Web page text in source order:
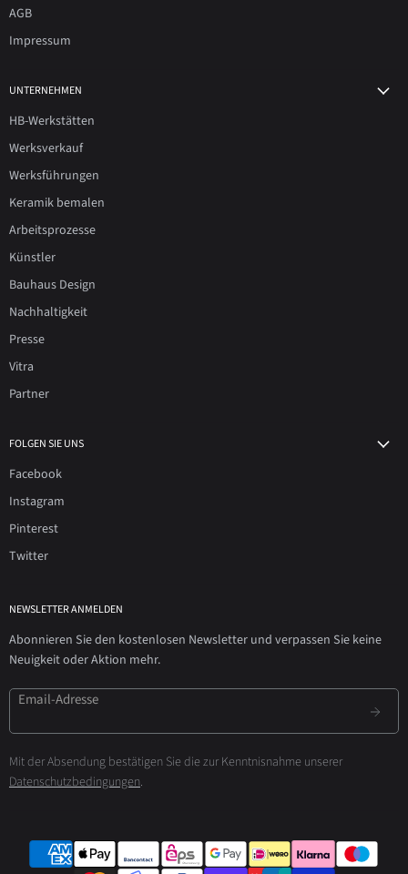
AGB
Impressum
UNTERNEHMEN
HB-Werkstätten
Werksverkauf
Werksführungen
Keramik bemalen
Arbeitsprozesse
Künstler
Bauhaus Design
Nachhaltigkeit
Presse
Vitra
Partner
FOLGEN SIE UNS
Facebook
Instagram
Pinterest
Twitter
NEWSLETTER ANMELDEN
Abonnieren Sie den kostenlosen Newsletter und verpassen Sie keine
Neuigkeit oder Aktion mehr.
Email-Adresse
Mit der Absendung bestätigen Sie die zur Kenntnisnahme unserer
Datenschutzbedingungen.